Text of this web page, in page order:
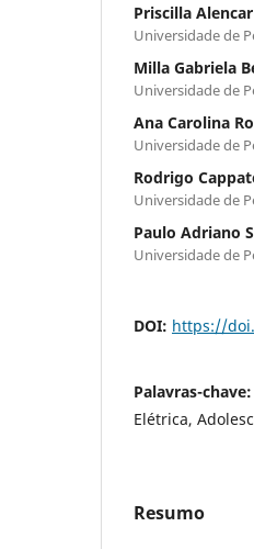
Priscilla
Universidade de
Milla Gabriela
Universidade de
Ana Carolina
Universidade de
Rodrigo
Universidade de
Paulo Adriano
Universidade de
DOI: https://
Palavras-chave:
Elétrica,
Resumo